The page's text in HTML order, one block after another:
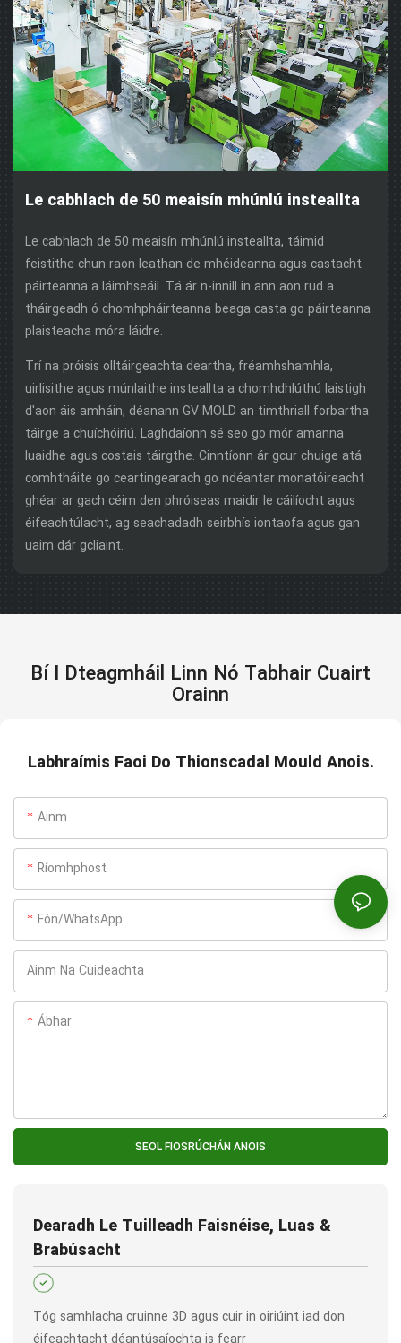
Le cabhlach de 50 meaisín mhúnlú insteallta
Le cabhlach de 50 meaisín mhúnlú insteallta, táimid
feistithe chun raon leathan de mhéideanna agus castacht
páirteanna a láimhseáil. Tá ár n-innill in ann aon rud a
tháirgeadh ó chomhpháirteanna beaga casta go páirteanna
plaisteacha móra láidre.
Trí na próisis olltáirgeachta deartha, fréamhshamhla,
uirlisithe agus múnlaithe insteallta a chomhdhlúthú laistigh
d'aon áis amháin, déanann GV MOLD an timthriall forbartha
táirge a chuíchóiriú. Laghdaíonn sé seo go mór amanna
luaidhe agus costais táirgthe. Cinntíonn ár gcur chuige atá
comhtháite go ceartingearach go ndéantar monatóireacht
ghéar ar gach céim den phróiseas maidir le cáilíocht agus
éifeachtúlacht, ag seachadadh seirbhís iontaofa agus gan
uaim dár gcliaint.
Bí I Dteagmháil Linn Nó Tabhair Cuairt
Orainn
Labhraímis Faoi Do Thionscadal Mould Anois.
Ainm
Ríomhphost
Fón/WhatsApp
Ainm Na Cuideachta
Ábhar
SEOL FIOSRÚCHÁN ANOIS
Dearadh Le Tuilleadh Faisnéise, Luas &
Brabúsacht
Tóg samhlacha cruinne 3D agus cuir in oiriúint iad don
éifeachtacht déantúsaíochta is fearr